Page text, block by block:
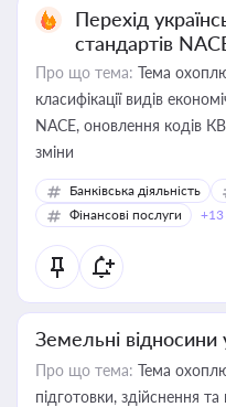
Перехід
стандартів
Про що тема: Тема
класифікації видів
NACE, оновлення кодів
зміни
Банківська діяльність
Фінансові послуги
+13
Земельні відносини
Про що тема: Тема
підготовки, здійснення